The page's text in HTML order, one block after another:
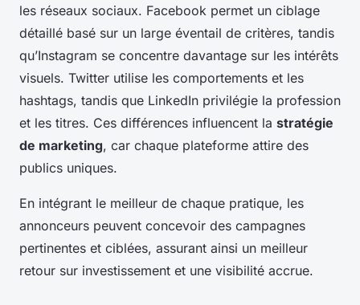
les réseaux sociaux. Facebook permet un ciblage
détaillé basé sur un large éventail de critères, tandis
qu’Instagram se concentre davantage sur les intérêts
visuels. Twitter utilise les comportements et les
hashtags, tandis que LinkedIn privilégie la profession
et les titres. Ces différences influencent la stratégie
de marketing, car chaque plateforme attire des
publics uniques.
En intégrant le meilleur de chaque pratique, les
annonceurs peuvent concevoir des campagnes
pertinentes et ciblées, assurant ainsi un meilleur
retour sur investissement et une visibilité accrue.